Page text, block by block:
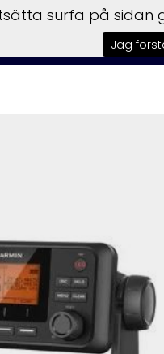
Trailers
surfa på sidan
Jag